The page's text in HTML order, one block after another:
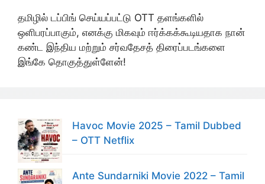
தமிழில் டப்பிங் செய்யப்பட்டு OTT தளங்களில்
ஒளிபரப்பாகும், எனக்கு மிகவும் ஈர்க்கக்கூடியதாக நான்
கண்ட இந்திய மற்றும் சர்வதேசத் திரைப்படங்களை
இங்கே தொகுத்துள்ளேன்!
Havoc Movie 2025 – Tamil Dubbed
– OTT Netflix
Ante Sundarniki Movie 2022 – Tamil